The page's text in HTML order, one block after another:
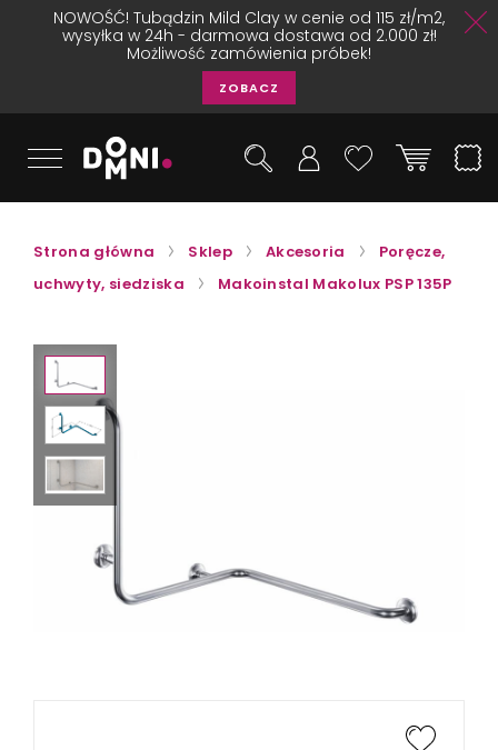
NOWOŚĆ! Tubądzin Mild Clay w cenie od 115 zł/m2,
wysyłka w 24h - darmowa dostawa od 2.000 zł!
Możliwość zamówienia próbek!
ZOBACZ
Strona główna Sklep Akcesoria
Poręcze,
uchwyty, siedziska
Makoinstal Makolux PSP 135P